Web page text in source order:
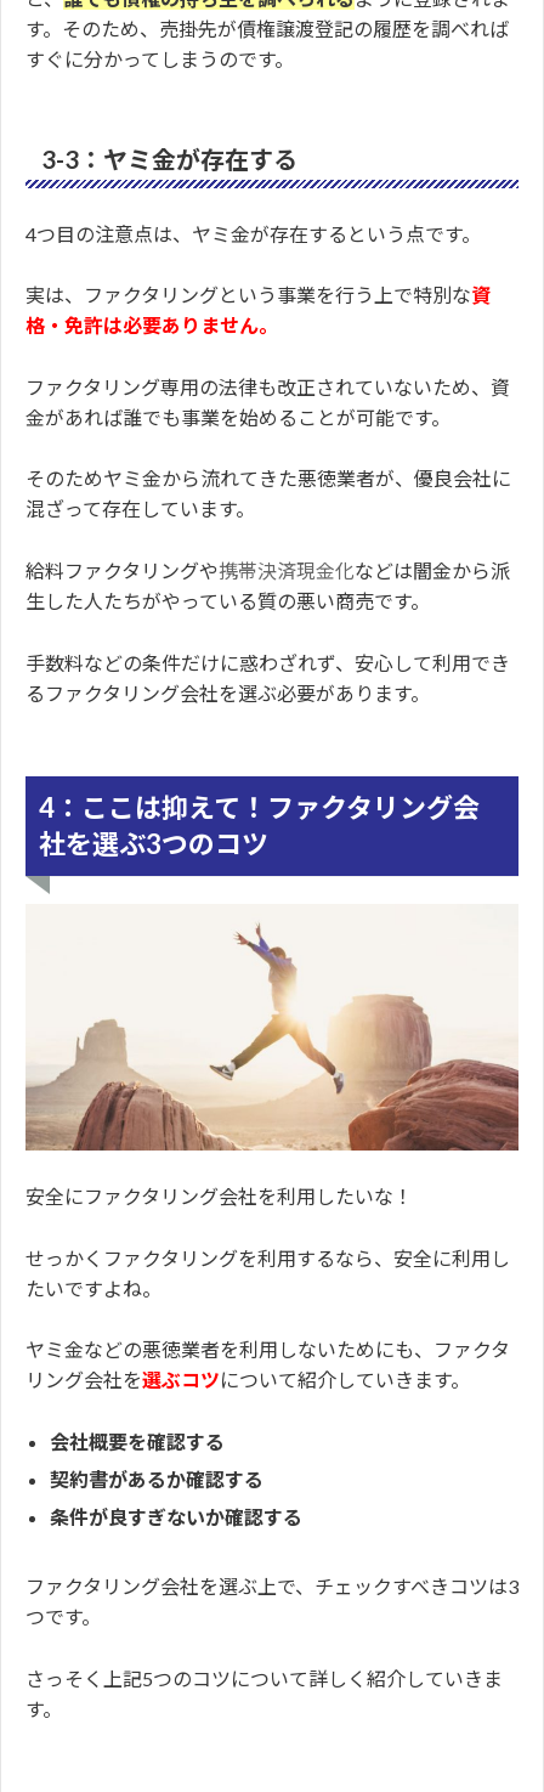
す。そのため、売掛先が債権譲渡登記の履歴を調べれば
すぐに分かってしまうのです。
3-3：ヤミ金が存在する
4つ目の注意点は、ヤミ金が存在するという点です。
実は、ファクタリングという事業を行う上で特別な資
格・免許は必要ありません。
ファクタリング専用の法律も改正されていないため、資
金があれば誰でも事業を始めることが可能です。
そのためヤミ金から流れてきた悪徳業者が、優良会社に
混ざって存在しています。
給料ファクタリングや携帯決済現金化などは闇金から派
生した人たちがやっている質の悪い商売です。
手数料などの条件だけに惑わざれず、安心して利用でき
るファクタリング会社を選ぶ必要があります。
4：ここは抑えて！ファクタリング会
社を選ぶ3つのコツ
安全にファクタリング会社を利用したいな！
せっかくファクタリングを利用するなら、安全に利用し
たいですよね。
ヤミ金などの悪徳業者を利用しないためにも、ファクタ
リング会社を選ぶコツについて紹介していきます。
会社概要を確認する
契約書があるか確認する
条件が良すぎないか確認する
ファクタリング会社を選ぶ上で、チェックすべきコツは3
つです。
さっそく上記5つのコツについて詳しく紹介していきま
す。